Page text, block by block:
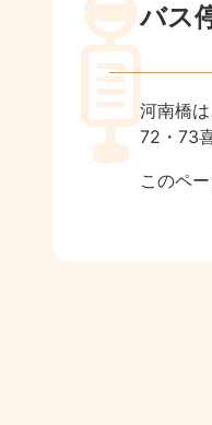
バス
河南橋
72・73
このペ